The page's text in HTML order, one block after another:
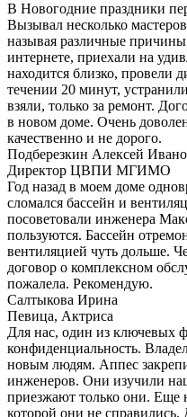
В Новогодние праздники
Вызывал несколько
называя различные
интернете, приехали на
находится близко, провели
течении 20 минут,
взяли, только за ремонт.
в новом доме. Очень
качественно и не дорого.
Подберезкин Алексей
Директор ЦВПИ МГИМО
Год назад в моем доме
сломался бассейн и
посоветовали инженера
пользуются. Бассейн
вентиляцией чуть дольше.
договор о комплексном
пожалела. Рекомендую.
Салтыкова Ирина
Певица, Актриса
Для нас, один из ключевых
конфиденциальность.
новым людям. Аппес
инженеров. Они изучили
приезжают только они. Еще
которой они не справились.